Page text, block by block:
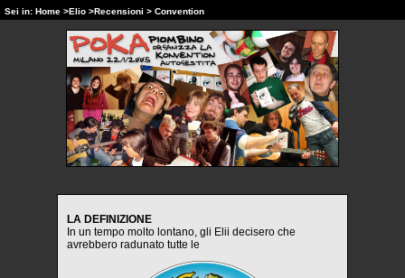
Sei in: Home >Elio >Recensioni > Convention
LA DEFINIZIONE
In un tempo molto lontano, gli Elii decisero che
avrebbero radunato tutte le